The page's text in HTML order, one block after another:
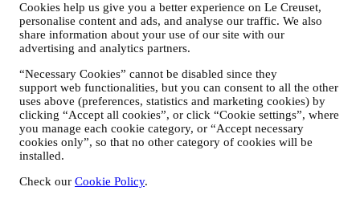
Cookies help us give you a better experience on Le Creuset,
personalise content and ads, and analyse our traffic. We also
share information about your use of our site with our
advertising and analytics partners.
“Necessary Cookies” cannot be disabled since they
support web functionalities, but you can consent to all the other
uses above (preferences, statistics and marketing cookies) by
clicking “Accept all cookies”, or click “Cookie settings”, where
you manage each cookie category, or “Accept necessary
cookies only”, so that no other category of cookies will be
installed.
Check our Cookie Policy.
OM UW BESTELLINGEN TE BEHEREN EN OM ONZE
PRODUCTEN, DIENSTEN EN ASSISTENTIE AAN U
TE LEVEREN
Wij zullen uw gegevens gebruiken om onze contractuele
relatie met u, uw aankoop van producten op de Website, uw
gebruik van de Website, eventuele latere hulp na de verkoop
of uw deelname aan onze wedstrijden te beheren. Mogelijk
moeten we bepaalde gegevens over u verwerken voor onze
administratieve doeleinden die verband houden met onze
contractuele relatie met u, zoals de boekhouding, facturering
en controle, verificatie van betaalkaarten, fraudescreening,
analyse. Af en toe moeten we mogelijk om administratieve of